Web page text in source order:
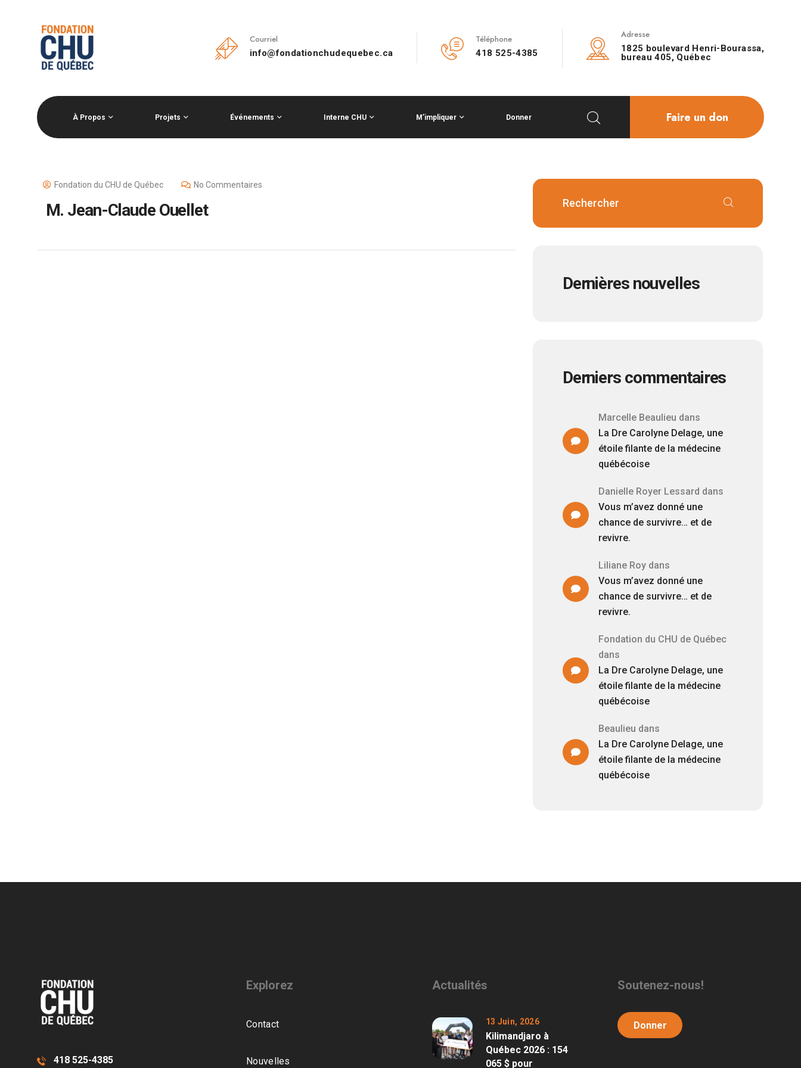
Courriel
info@fondationchudequebec.ca
Téléphone
418 525-4385
Adresse
1825 boulevard Henri-Bourassa,
bureau 405, Québec
À Propos Projets Événements Interne CHU M’impliquer Donner Faire un don
Fondation du CHU de Québec No Commentaires
M. Jean-Claude Ouellet
Dernières nouvelles
Derniers commentaires
Marcelle Beaulieu dans
La Dre Carolyne Delage, une
étoile filante de la médecine
québécoise
Danielle Royer Lessard dans
Vous m’avez donné une
chance de survivre… et de
revivre.
Liliane Roydans
Vous m’avez donné une
chance de survivre… et de
revivre.
Fondation du CHU de Québec
dans
La Dre Carolyne Delage, une
étoile filante de la médecine
québécoise
Beaulieu dans
La Dre Carolyne Delage, une
étoile filante de la médecine
québécoise
418 525-4385
Explorez
Contact
Nouvelles
Actualités
13 Juin, 2026
Kilimandjaro à
Québec 2026 : 154
065 $ pour
Soutenez-nous!
Donner